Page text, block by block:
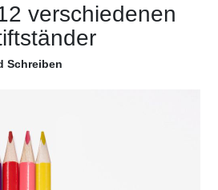
verschiedenen
Schreiben